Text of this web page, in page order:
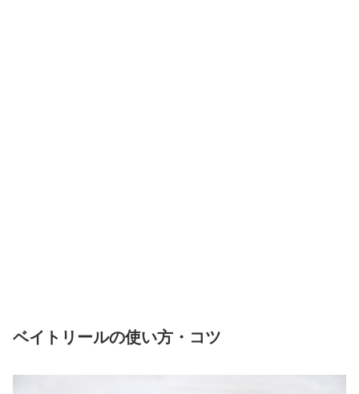
ベイトリールの使い方・コツ